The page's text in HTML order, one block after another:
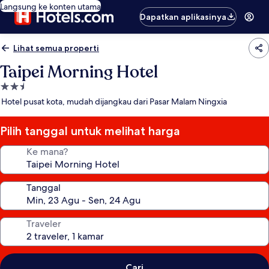
Langsung ke konten utama
Dapatkan aplikasinya
Lihat semua properti
Taipei Morning Hotel
Properti
bintang
Hotel pusat kota, mudah dijangkau dari Pasar Malam Ningxia
Pilih tanggal untuk melihat harga
Ke mana?
Tanggal
Traveler